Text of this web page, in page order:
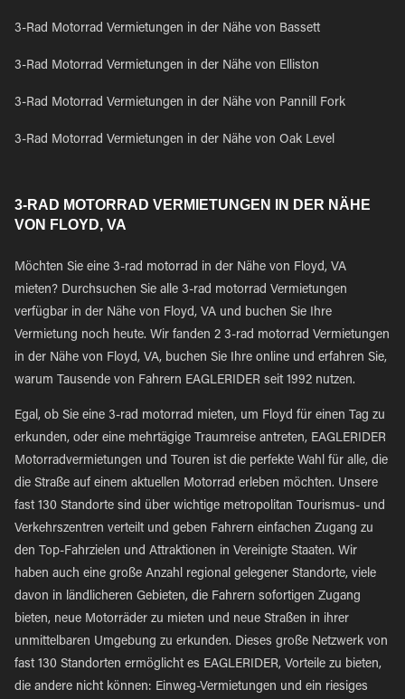
3-Rad Motorrad Vermietungen in der Nähe von Bassett
3-Rad Motorrad Vermietungen in der Nähe von Elliston
3-Rad Motorrad Vermietungen in der Nähe von Pannill Fork
3-Rad Motorrad Vermietungen in der Nähe von Oak Level
3-RAD MOTORRAD VERMIETUNGEN IN DER NÄHE
VON FLOYD, VA
Möchten Sie eine 3-rad motorrad in der Nähe von Floyd, VA
mieten? Durchsuchen Sie alle 3-rad motorrad Vermietungen
verfügbar in der Nähe von Floyd, VA und buchen Sie Ihre
Vermietung noch heute. Wir fanden 2 3-rad motorrad Vermietungen
in der Nähe von Floyd, VA, buchen Sie Ihre online und erfahren Sie,
warum Tausende von Fahrern EAGLERIDER seit 1992 nutzen.
Egal, ob Sie eine 3-rad motorrad mieten, um Floyd für einen Tag zu
erkunden, oder eine mehrtägige Traumreise antreten, EAGLERIDER
Motorradvermietungen und Touren ist die perfekte Wahl für alle, die
die Straße auf einem aktuellen Motorrad erleben möchten. Unsere
fast 130 Standorte sind über wichtige metropolitan Tourismus- und
Verkehrszentren verteilt und geben Fahrern einfachen Zugang zu
den Top-Fahrzielen und Attraktionen in Vereinigte Staaten. Wir
haben auch eine große Anzahl regional gelegener Standorte, viele
davon in ländlicheren Gebieten, die Fahrern sofortigen Zugang
bieten, neue Motorräder zu mieten und neue Straßen in ihrer
unmittelbaren Umgebung zu erkunden. Dieses große Netzwerk von
fast 130 Standorten ermöglicht es EAGLERIDER, Vorteile zu bieten,
die andere nicht können: Einweg-Vermietungen und ein riesiges